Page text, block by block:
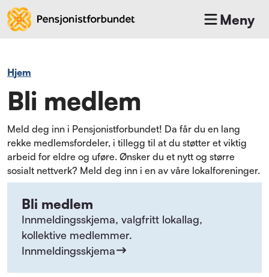
Meny
Hjem
Bli medlem
Meld deg inn i Pensjonistforbundet! Da får du en lang
rekke medlemsfordeler, i tillegg til at du støtter et viktig
arbeid for eldre og uføre. Ønsker du et nytt og større
sosialt nettverk? Meld deg inn i en av våre lokalforeninger.
Bli medlem
Innmeldingsskjema, valgfritt lokallag,
kollektive medlemmer.
Innmeldingsskjema